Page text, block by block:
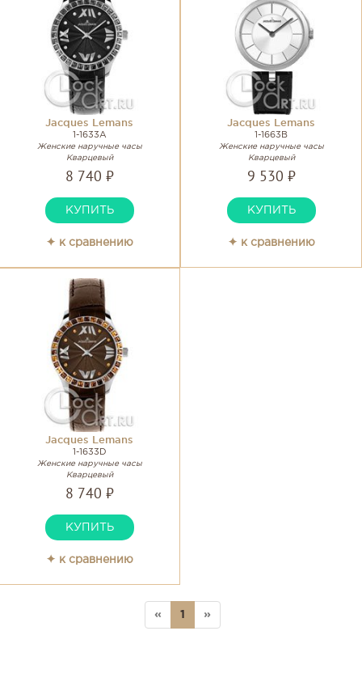
Jacques Lemans
1-1633A
Женские наручные часы
Кварцевый
8 740 ₽
КУПИТЬ
✦ к сравнению
Jacques Lemans
1-1663B
Женские наручные часы
Кварцевый
9 530 ₽
КУПИТЬ
✦ к сравнению
Jacques Lemans
1-1633D
Женские наручные часы
Кварцевый
8 740 ₽
КУПИТЬ
✦ к сравнению
« 1 »